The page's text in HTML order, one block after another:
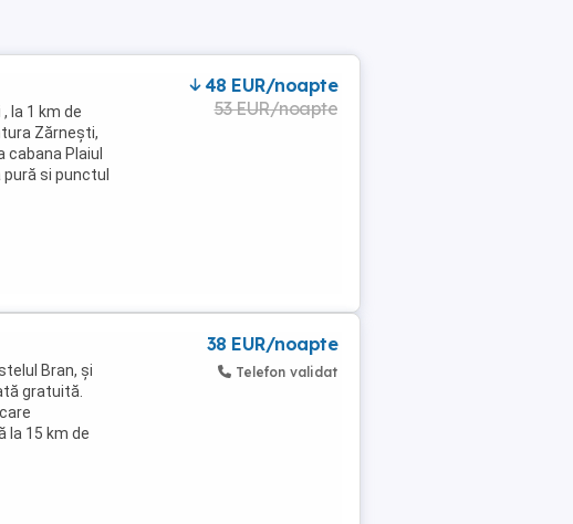
la 1 km de
Zărnești,
cabana Plaiul
si punctul
48 EUR/noapte
53 EUR/noapte
Bran, și
gratuită.
la 15 km de
38 EUR/noapte
Telefon validat